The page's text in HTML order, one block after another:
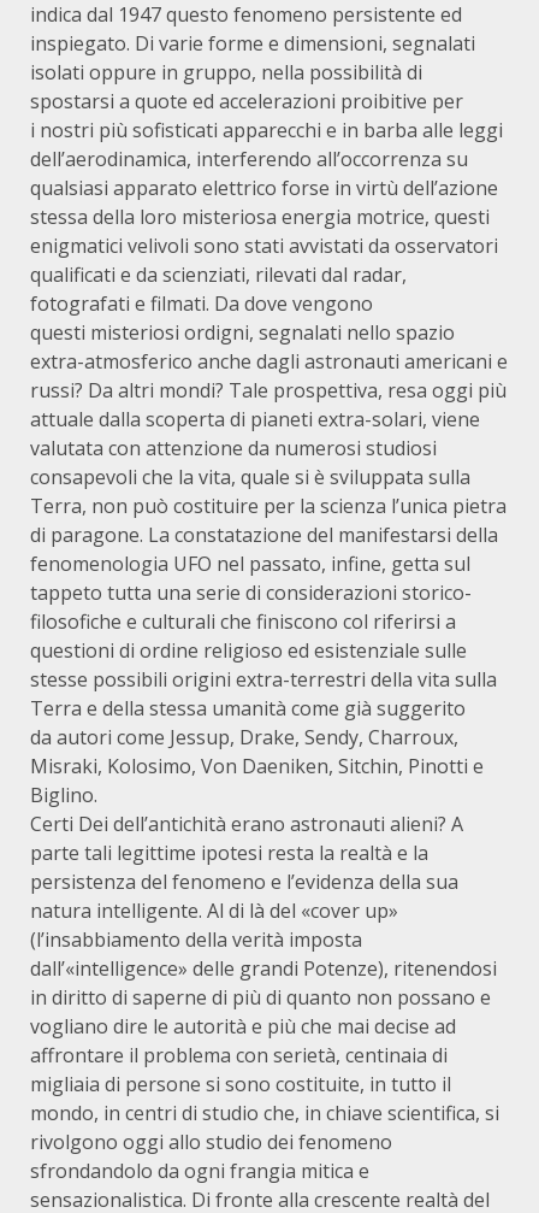
indica dal 1947 questo fenomeno persistente ed
inspiegato. Di varie forme e dimensioni, segnalati
isolati oppure in gruppo, nella possibilità di
spostarsi a quote ed accelerazioni proibitive per
i nostri più sofisticati apparecchi e in barba alle leggi
dell’aerodinamica, interferendo all’occorrenza su
qualsiasi apparato elettrico forse in virtù dell’azione
stessa della loro misteriosa energia motrice, questi
enigmatici velivoli sono stati avvistati da osservatori
qualificati e da scienziati, rilevati dal radar,
fotografati e filmati. Da dove vengono
questi misteriosi ordigni, segnalati nello spazio
extra-atmosferico anche dagli astronauti americani e
russi? Da altri mondi? Tale prospettiva, resa oggi più
attuale dalla scoperta di pianeti extra-solari, viene
valutata con attenzione da numerosi studiosi
consapevoli che la vita, quale si è sviluppata sulla
Terra, non può costituire per la scienza l’unica pietra
di paragone. La constatazione del manifestarsi della
fenomenologia UFO nel passato, infine, getta sul
tappeto tutta una serie di considerazioni storico-
filosofiche e culturali che finiscono col riferirsi a
questioni di ordine religioso ed esistenziale sulle
stesse possibili origini extra-terrestri della vita sulla
Terra e della stessa umanità come già suggerito
da autori come Jessup, Drake, Sendy, Charroux,
Misraki, Kolosimo, Von Daeniken, Sitchin, Pinotti e
Biglino.
Certi Dei dell’antichità erano astronauti alieni? A
parte tali legittime ipotesi resta la realtà e la
persistenza del fenomeno e l’evidenza della sua
natura intelligente. Al di là del «cover up»
(l’insabbiamento della verità imposta
dall’«intelligence» delle grandi Potenze), ritenendosi
in diritto di saperne di più di quanto non possano e
vogliano dire le autorità e più che mai decise ad
affrontare il problema con serietà, centinaia di
migliaia di persone si sono costituite, in tutto il
mondo, in centri di studio che, in chiave scientifica, si
rivolgono oggi allo studio dei fenomeno
sfrondandolo da ogni frangia mitica e
sensazionalistica. Di fronte alla crescente realtà del